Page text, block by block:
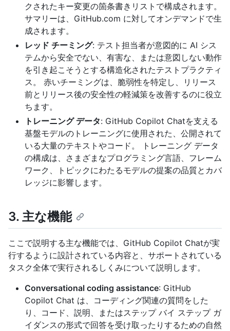
クされたキー変更の箇条書きリストで構成されます。
サマリーは、GitHub.com に対してオンデマンドで生
成されます。
レッド チーミング: テスト担当者が意図的に AI シス
テムから安全でない、有害な、または意図しない動作
を引き起こそうとする構造化されたテストプラクティ
ス。 赤いチーミングは、脆弱性を特定し、リリース
前とリリース後の安全性の軽減策を改善するのに役立
ちます。
トレーニング データ: GitHub Copilot Chatを支える
基盤モデルのトレーニングに使用された、公開されて
いる大量のテキストやコード。 トレーニング データ
の構成は、さまざまなプログラミング言語、フレーム
ワーク、トピックにわたるモデルの提案の品質とカバ
レッジに影響します。
3. 主な機能
ここで説明する主な機能では、GitHub Copilot Chatが実
行するように設計されている内容と、サポートされている
タスク全体で実行されるしくみについて説明します。
Conversational coding assistance: GitHub
Copilot Chat は、コーディング関連の質問をした
り、コード、説明、またはステップ バイ ステップ ガ
イダンスの形式で回答を受け取ったりするための自然